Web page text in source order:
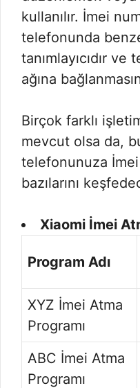
kullanılır. İmei
telefonunda
tanımlayıcıdır
ağına
Birçok farklı
mevcut olsa da,
telefonunuza İmei
bazılarını
Xiaomi İmei
Program Adı
XYZ İmei Atma
Programı
ABC İmei Atma
Programı